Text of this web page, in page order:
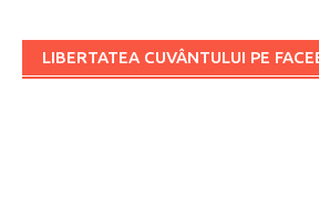
LIBERTATEA CUVÂNTULUI PE